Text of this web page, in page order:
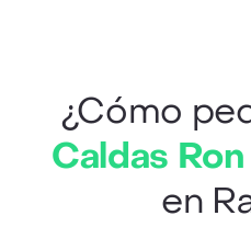
¿Cómo
Caldas
en